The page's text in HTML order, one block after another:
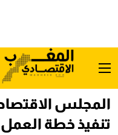
المجلس
تنفيذ خطة